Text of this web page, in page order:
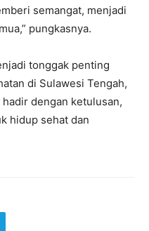
semangat, menjadi
pungkasnya.
tonggak penting
di Sulawesi Tengah,
dengan ketulusan,
hidup sehat dan